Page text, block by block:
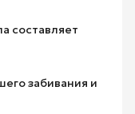
составляет
забивания и